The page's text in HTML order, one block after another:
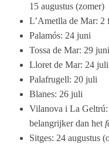
15 augustus (zomer)
L’Ametlla de Mar: 2
Palamós: 24 juni
Tossa de Mar: 29 juni
Lloret de Mar: 24 juli
Palafrugell: 20 juli
Blanes: 26 juli
Vilanova i La Geltrú:
belangrijker dan het
Sitges: 24 augustus